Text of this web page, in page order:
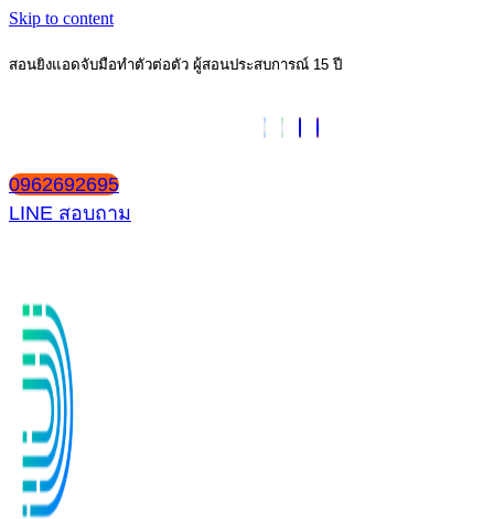
Skip to content
สอนยิงแอดจับมือทำตัวต่อตัว ผู้สอนประสบการณ์ 15 ปี
0962692695
LINE สอบถาม